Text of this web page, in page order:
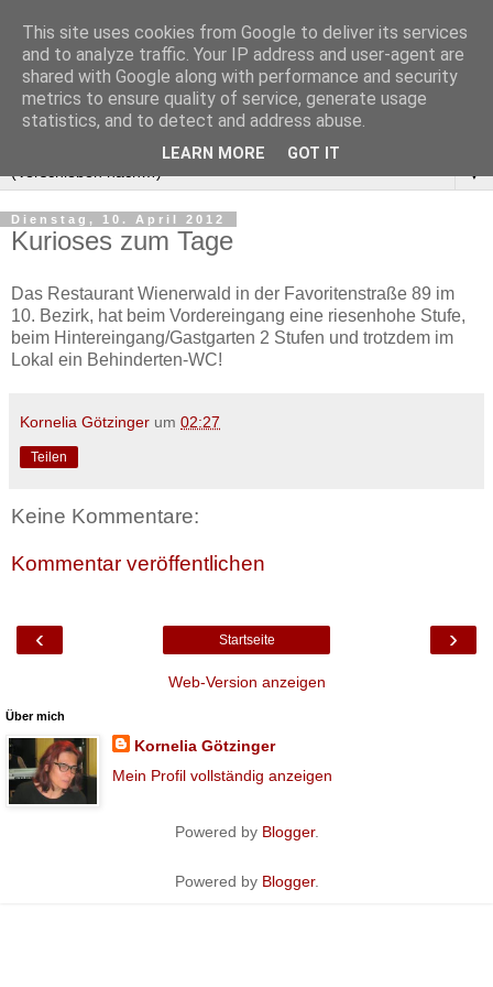
▼
Dienstag, 10. April 2012
Kurioses zum Tage
Das Restaurant Wienerwald in der Favoritenstraße 89 im
10. Bezirk, hat beim Vordereingang eine riesenhohe Stufe,
beim Hintereingang/Gastgarten 2 Stufen und trotzdem im
Lokal ein Behinderten-WC!
Kornelia Götzinger um 02:27
Teilen
Keine Kommentare:
Kommentar veröffentlichen
‹ ›
Startseite
Web-Version anzeigen
Über mich
Kornelia Götzinger
Mein Profil vollständig anzeigen
Powered by Blogger.
Powered by Blogger.
This site uses cookies from Google to deliver its services
and to analyze traffic. Your IP address and user-agent are
shared with Google along with performance and security
metrics to ensure quality of service, generate usage
statistics, and to detect and address abuse.
LEARN MORE GOT IT